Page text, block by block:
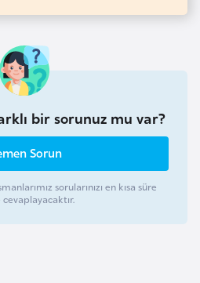
bir sorunuz mu var?
Sorun
sorularınızı en kısa süre